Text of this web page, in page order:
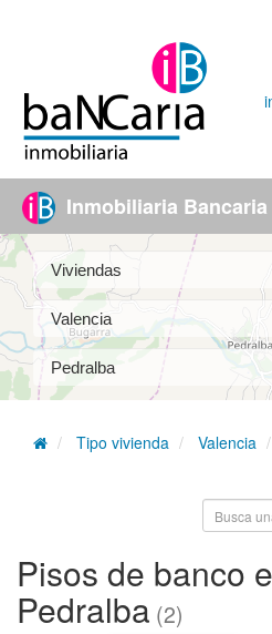
Inmobiliaria Bancaria
Tipo vivienda Valencia
Pisos de banco
Pedralba (2)